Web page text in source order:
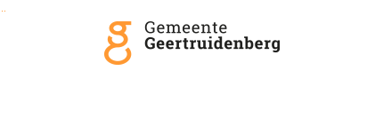
Ga naar de inhoud van deze pagina
Ga naar het zoeken
Ga naar het menu